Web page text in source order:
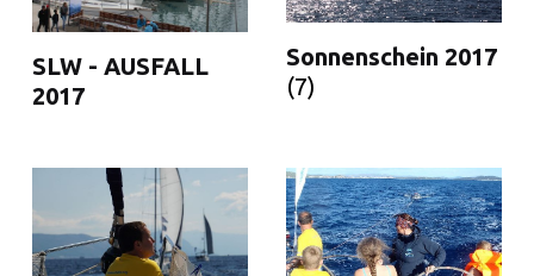
SLW - AUSFALL
2017
Sonnenschein 2017
(7)